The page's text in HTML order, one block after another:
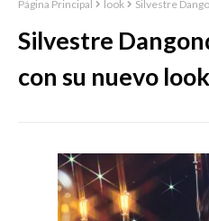
Página Principal look Silvestre
Silvestre
con su nuevo look